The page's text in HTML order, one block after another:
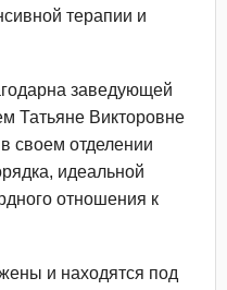
терапии и
заведующей
Татьяне Викторовне
своем отделении
идеальной
отношения к
и находятся под